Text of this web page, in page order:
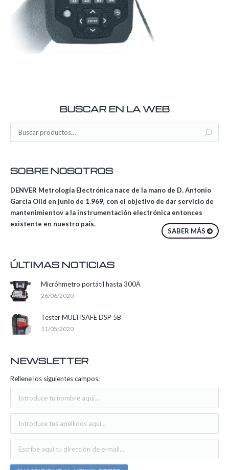
BUSCAR EN LA WEB
SOBRE NOSOTROS
DENVER Metrología Electrónica nace de la mano de D. Antonio
García Olid en junio de 1.969, con el objetivo de dar servicio de
mantenimientov a la instrumentación electrónica entonces
existente en nuestro país.
SABER MÁS
ÚLTIMAS NOTICIAS
Micróhmetro portátil hasta 300A
26/06/2020
Tester MULTISAFE DSP 5B
11/05/2020
NEWSLETTER
Rellene los siguientes campos: